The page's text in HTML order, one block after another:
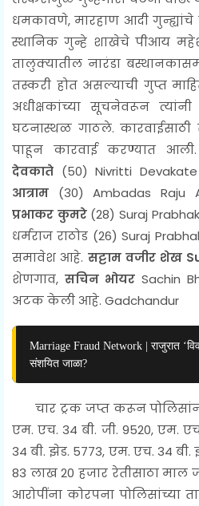
धमकावणे, मारहाण आदी गुन्ह्यांचे
स्थानिक गुन्हे शाखेचे पीआय
तालुक्यातील नारंडा
तस्करी होत असल्याची गुप्त
अधीक्षकांच्या सूचनेवरून
घटनास्थळ गाठले. कारवाईसाठी
पाहून कारवाई करण्यात
देवकाते (50)Nivritti Devakate
आत्राम (30)Ambadas Raju
प्रभाकर कुमरे(28) Suraj
धर्मराज राठोड (26)Suraj
समावेश आहे. सट्टाम वजीर शेख
शेणगाव, सचिन भोयरSachin
अटक केली आहे. Gadchandur
Marriage Fraud Network | राजुरात
संशयित जाळा?
चार ट्रक जप्त करून
एम. एच. 34 बी. जी. 9520, एम.
34 बी. झेड. 5773, एम. एच. 34
83 लाख 20 हजार रेतीसाठा माल
आरोपींना कोरपना पोलिसांच्या